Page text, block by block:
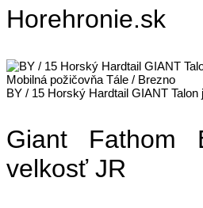
Horehronie.sk
Mobilná požičovňa Tále / Brezno
BY / 15 Horský Hardtail GIANT Talon
Giant Fathom
velkosť JR